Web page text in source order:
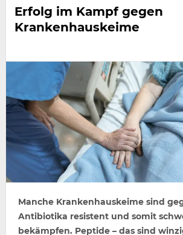
Erfolg im Kampf gegen
Krankenhauskeime
Manche Krankenhauskeime sind
Antibiotika resistent und somit
bekämpfen. Peptide – das sind